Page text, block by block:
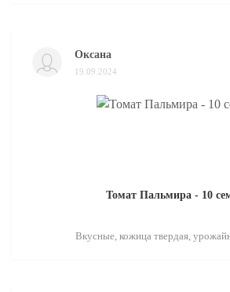
Оксана
19.09.2024
Томат Пальмира - 10
Вкусные, кожица твердая,